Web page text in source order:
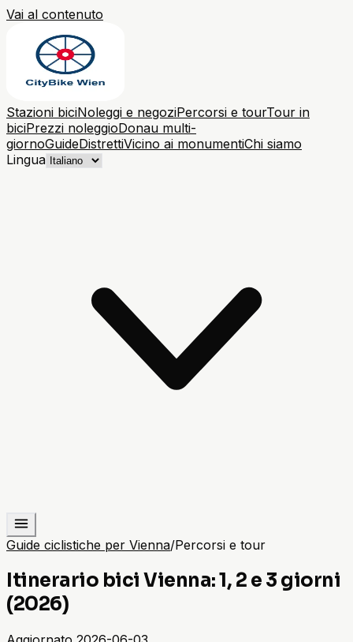
Vai al contenuto
Stazioni biciNoleggi e negoziPercorsi e tourTour in
biciPrezzi noleggioDonau multi-
giornoGuideDistrettiVicino ai monumentiChi siamo
Lingua
Guide ciclistiche per Vienna/Percorsi e tour
Itinerario bici Vienna: 1, 2 e 3 giorni
(2026)